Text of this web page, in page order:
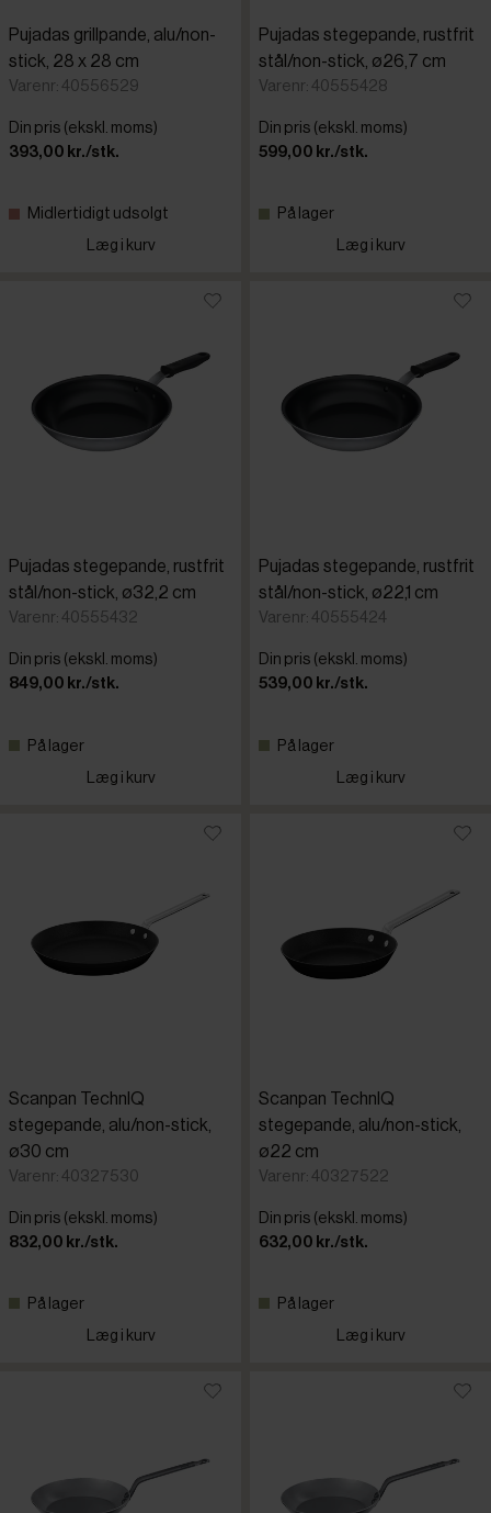
Pujadas grillpande, alu/non-
stick, 28 x 28 cm
Varenr: 40556529
Din pris (ekskl. moms)
393,00 kr./stk.
Midlertidigt udsolgt
Læg i kurv
Pujadas stegepande, rustfrit
stål/non-stick, ø26,7 cm
Varenr: 40555428
Din pris (ekskl. moms)
599,00 kr./stk.
På lager
Læg i kurv
Pujadas stegepande, rustfrit
stål/non-stick, ø32,2 cm
Varenr: 40555432
Din pris (ekskl. moms)
849,00 kr./stk.
På lager
Læg i kurv
Pujadas stegepande, rustfrit
stål/non-stick, ø22,1 cm
Varenr: 40555424
Din pris (ekskl. moms)
539,00 kr./stk.
På lager
Læg i kurv
Scanpan TechnIQ
stegepande, alu/non-stick,
ø30 cm
Varenr: 40327530
Din pris (ekskl. moms)
832,00 kr./stk.
På lager
Læg i kurv
Scanpan TechnIQ
stegepande, alu/non-stick,
ø22 cm
Varenr: 40327522
Din pris (ekskl. moms)
632,00 kr./stk.
På lager
Læg i kurv